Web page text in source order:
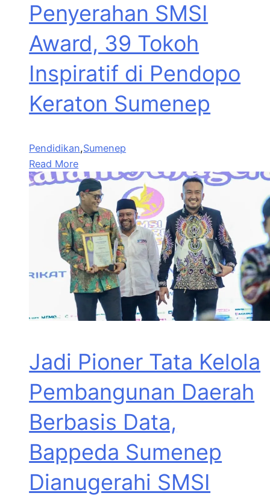
Penyerahan SMSI
Award, 39 Tokoh
Inspiratif di Pendopo
Keraton Sumenep
Pendidikan,Sumenep
Read More
Jadi Pioner Tata Kelola
Pembangunan Daerah
Berbasis Data,
Bappeda Sumenep
Dianugerahi SMSI